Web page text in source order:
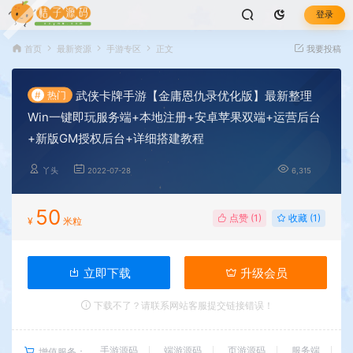
登录
首页 最新资源 手游专区 正文 我要投稿
# 热门
武侠卡牌手游【金庸恩仇录优化版】最新整理
Win一键即玩服务端+本地注册+安卓苹果双端+运营后台
+新版GM授权后台+详细搭建教程
丫头 2022-07-28 6,315
¥ 50 米粒 点赞 (1) 收藏 (1)
立即下载 升级会员
下载不了？请联系网站客服提交链接错误！
手游源码 端游源码 页游源码 服务端